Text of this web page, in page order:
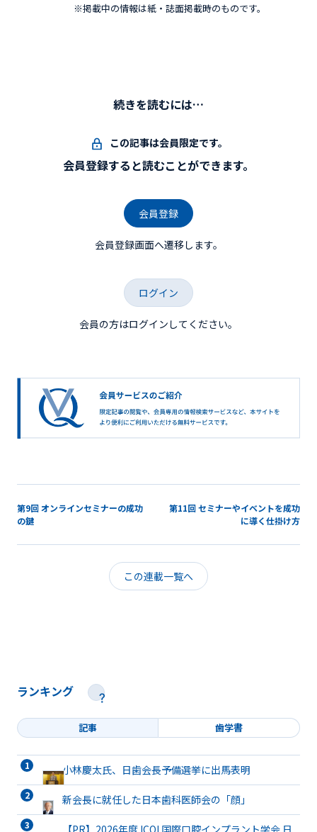
※掲載中の情報は紙・誌面掲載時のものです。
続きを読むには…
この記事は会員限定です。
会員登録すると読むことができます。
会員登録
会員登録画面へ遷移します。
ログイン
会員の方はログインしてください。
第9回 オンラインセミナーの成功
の鍵
第11回 セミナーやイベントを成功
に導く仕掛け方
この連載一覧へ
ランキング
記事 歯学書
小林慶太氏、日歯会長予備選挙に出馬表明
新会長に就任した日本歯科医師会の「顔」